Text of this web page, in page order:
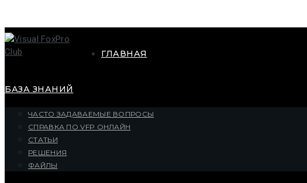
ГЛАВНАЯ
БАЗА ЗНАНИЙ
ЧАСТО ЗАДАВАЕМЫЕ ВОПРОСЫ
СПРАВКА ПО VFP ОНЛАЙН
СТАТЬИ
РЕШЕНИЯ
ФАЙЛЫ